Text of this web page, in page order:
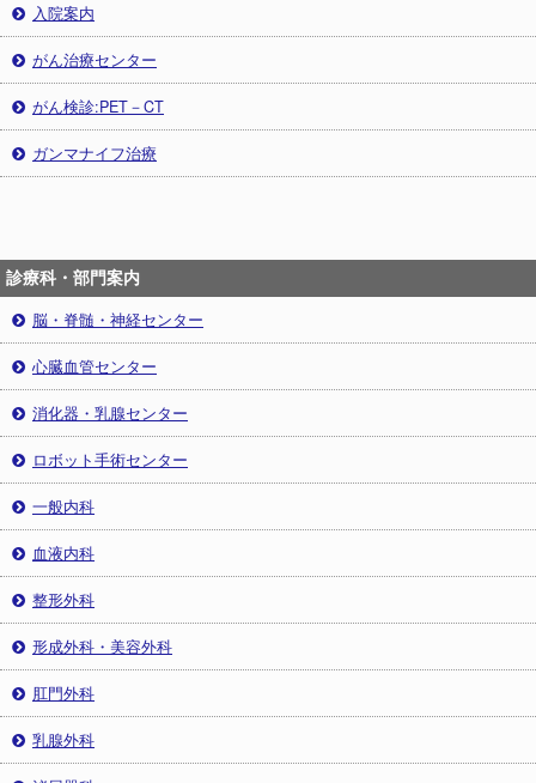
入院案内
がん治療センター
がん検診:PET－CT
ガンマナイフ治療
診療科・部門案内
脳・脊髄・神経センター
心臓血管センター
消化器・乳腺センター
ロボット手術センター
一般内科
血液内科
整形外科
形成外科・美容外科
肛門外科
乳腺外科